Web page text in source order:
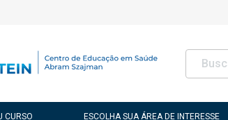
CURSO ESCOLHA SUA ÁREA DE INTERESSE